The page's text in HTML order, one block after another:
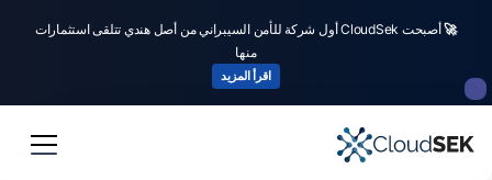
🚀
أصبحت CloudSek أول شركة للأمن السيبراني من أصل هندي تتلقى استثمارات
منها
اقرأ المزيد